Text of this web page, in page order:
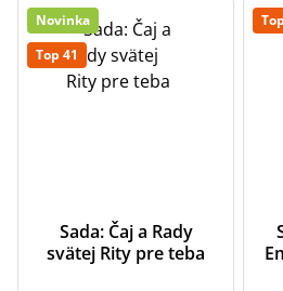
Novinka
Top 41
Sada: Čaj a Rady
svätej Rity pre teba